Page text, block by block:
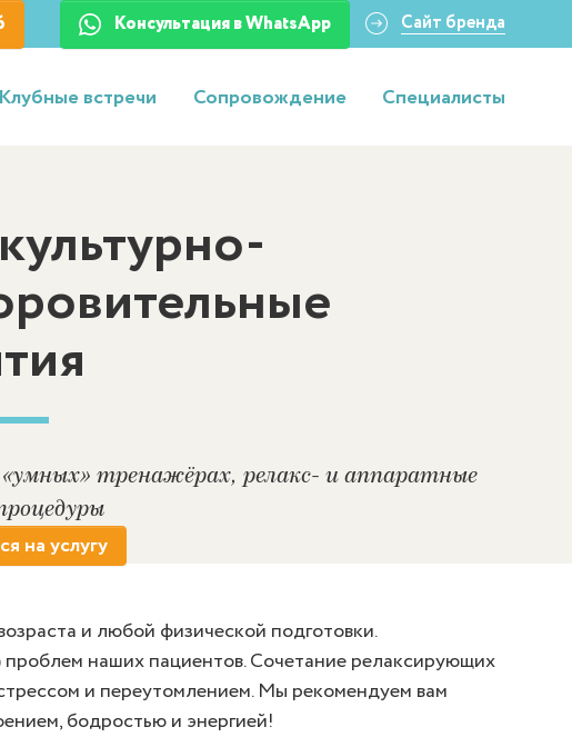
Консультация в WhatsApp Сайт бренда
Клубные встречи Сопровождение Специалисты
тренажёрах, релакс- и аппаратные
на услугу
и любой физической подготовки.
наших пациентов. Сочетание релаксирующих
и переутомлением. Мы рекомендуем вам
бодростью и энергией!